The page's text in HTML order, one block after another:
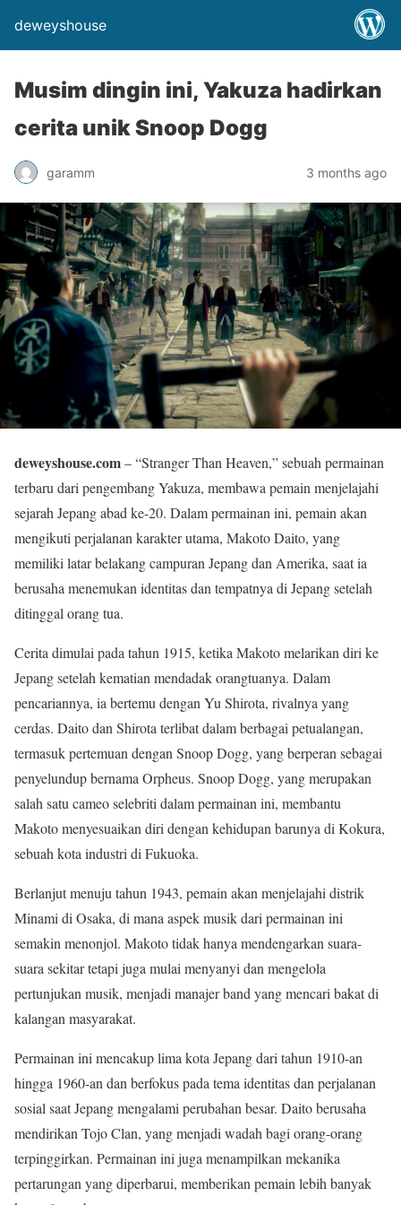
deweyshouse
Musim dingin ini, Yakuza hadirkan
cerita unik Snoop Dogg
garamm 3 months ago
deweyshouse.com– “Stranger Than Heaven,” sebuah permainan
terbaru dari pengembang Yakuza, membawa pemain menjelajahi
sejarah Jepang abad ke-20. Dalam permainan ini, pemain akan
mengikuti perjalanan karakter utama, Makoto Daito, yang
memiliki latar belakang campuran Jepang dan Amerika, saat ia
berusaha menemukan identitas dan tempatnya di Jepang setelah
ditinggal orang tua.
Cerita dimulai pada tahun 1915, ketika Makoto melarikan diri ke
Jepang setelah kematian mendadak orangtuanya. Dalam
pencariannya, ia bertemu dengan Yu Shirota, rivalnya yang
cerdas. Daito dan Shirota terlibat dalam berbagai petualangan,
termasuk pertemuan dengan Snoop Dogg, yang berperan sebagai
penyelundup bernama Orpheus. Snoop Dogg, yang merupakan
salah satu cameo selebriti dalam permainan ini, membantu
Makoto menyesuaikan diri dengan kehidupan barunya di Kokura,
sebuah kota industri di Fukuoka.
Berlanjut menuju tahun 1943, pemain akan menjelajahi distrik
Minami di Osaka, di mana aspek musik dari permainan ini
semakin menonjol. Makoto tidak hanya mendengarkan suara-
suara sekitar tetapi juga mulai menyanyi dan mengelola
pertunjukan musik, menjadi manajer band yang mencari bakat di
kalangan masyarakat.
Permainan ini mencakup lima kota Jepang dari tahun 1910-an
hingga 1960-an dan berfokus pada tema identitas dan perjalanan
sosial saat Jepang mengalami perubahan besar. Daito berusaha
mendirikan Tojo Clan, yang menjadi wadah bagi orang-orang
terpinggirkan. Permainan ini juga menampilkan mekanika
pertarungan yang diperbarui, memberikan pemain lebih banyak